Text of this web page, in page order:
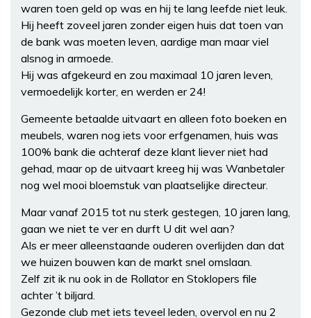
waren toen geld op was en hij te lang leefde niet leuk.
Hij heeft zoveel jaren zonder eigen huis dat toen van
de bank was moeten leven, aardige man maar viel
alsnog in armoede.
Hij was afgekeurd en zou maximaal 10 jaren leven,
vermoedelijk korter, en werden er 24!
Gemeente betaalde uitvaart en alleen foto boeken en
meubels, waren nog iets voor erfgenamen, huis was
100% bank die achteraf deze klant liever niet had
gehad, maar op de uitvaart kreeg hij was Wanbetaler
nog wel mooi bloemstuk van plaatselijke directeur.
Maar vanaf 2015 tot nu sterk gestegen, 10 jaren lang,
gaan we niet te ver en durft U dit wel aan?
Als er meer alleenstaande ouderen overlijden dan dat
we huizen bouwen kan de markt snel omslaan.
Zelf zit ik nu ook in de Rollator en Stoklopers file
achter ’t biljard.
Gezonde club met iets teveel leden, overvol en nu 2